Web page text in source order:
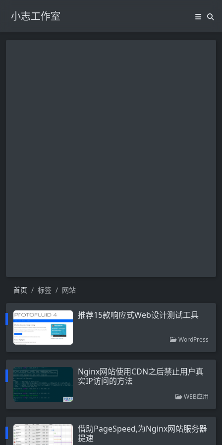
小志工作室
首页 标签 网站
推荐15款响应式Web设计测试工具
WordPress
Nginx网站使用CDN之后禁止用户真
实IP访问的方法
WEB应用
借助PageSpeed,为Nginx网站服务器
提速